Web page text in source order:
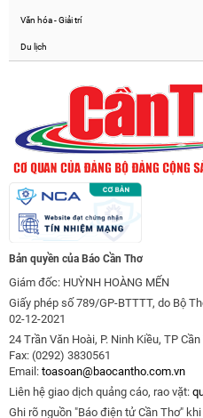
Văn hóa - Giải trí
Du lịch
Bản quyền của Báo Cần Thơ
Giám đốc: HUỲNH HOÀNG MẾN
Giấy phép số 789/GP-BTTTT, do Bộ
02-12-2021
24 Trần Văn Hoài, P. Ninh Kiều, TP
Fax: (0292) 3830561
Email: toasoan@baocantho.com.vn
Liên hệ giao dịch quảng cáo, rao vặt:
Ghi rõ nguồn "Báo điện tử Cần Thơ"